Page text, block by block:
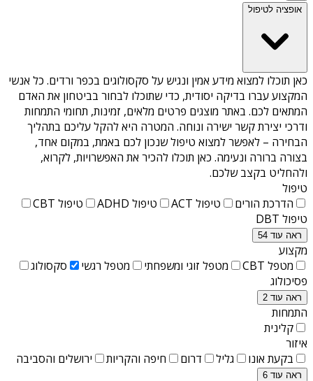
אופציה לטיפול
כאן תוכלו למצוא מידע אמין ונגיש על סקסולוגים בכפר ורדים. כל אנשי
המקצוע עברו בדיקה יסודית, כדי שתוכלו לבחור בביטחון את האדם
המתאים לכם. באתר מוצגים פרטים מלאים, זמינות, תחומי התמחות
ודרכי יצירת קשר ישירה ונוחה. המטרה היא להקל עליכם בתהליך
הבחירה – לאפשר למצוא טיפול שנכון לכם באמת, במקום אחד,
בצורה ברורה ונעימה. כאן תוכלו להכיר את האפשרויות, לקרוא,
ולהחליט בקצב שלכם.
טיפול
הדרכת הורים
טיפול ACT טיפול ADHD
טיפול CBT
טיפול DBT
ראה עוד 54
מקצוע
מטפל CBT
מטפל זוגי ומשפחתי מטפל רגשי
סקסולוג
פסיכולוג
ראה עוד 2
התמחות
קלינית
איזור
בקעת אונו
גליל דרום חיפה והקריות ירושלים והסביבה
ראה עוד 6